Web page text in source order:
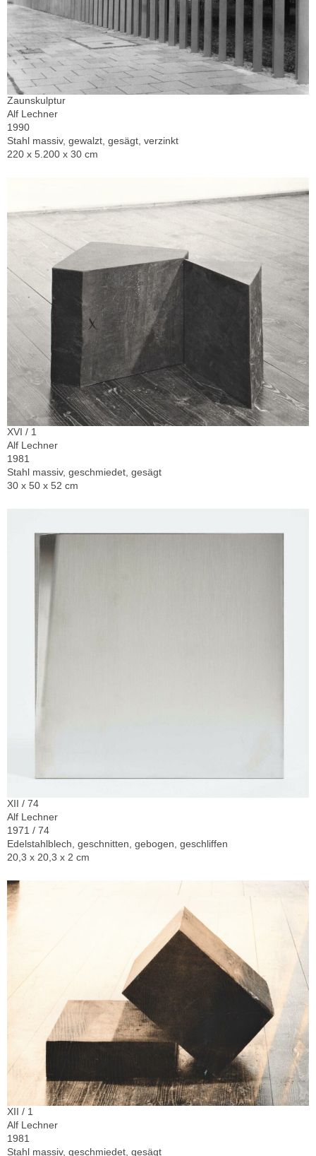
Zaunskulptur
Alf Lechner
1990
Stahl massiv, gewalzt, gesägt, verzinkt
220 x 5.200 x 30 cm
XVI / 1
Alf Lechner
1981
Stahl massiv, geschmiedet, gesägt
30 x 50 x 52 cm
XII / 74
Alf Lechner
1971 / 74
Edelstahlblech, geschnitten, gebogen, geschliffen
20,3 x 20,3 x 2 cm
XII / 1
Alf Lechner
1981
Stahl massiv, geschmiedet, gesägt